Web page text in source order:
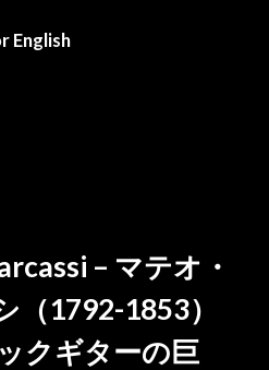
English
– マテオ・
（1792-1853）
クギターの巨